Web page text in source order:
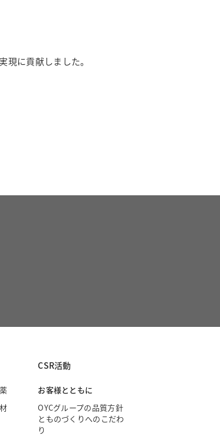
に貢献しました。
CSR活動
お客様とともに
OYCグループの品質方針
とものづくりへのこだわ
り